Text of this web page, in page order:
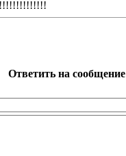
Ответить на сообщение